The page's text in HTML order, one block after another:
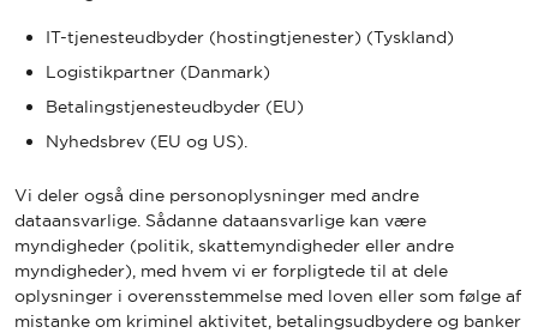
IT-tjenesteudbyder (hostingtjenester) (Tyskland)
Logistikpartner (Danmark)
Betalingstjenesteudbyder (EU)
Nyhedsbrev (EU og US).
Vi deler også dine personoplysninger med andre
dataansvarlige. Sådanne dataansvarlige kan være
myndigheder (politik, skattemyndigheder eller andre
myndigheder), med hvem vi er forpligtede til at dele
oplysninger i overensstemmelse med loven eller som følge af
mistanke om kriminel aktivitet, betalingsudbydere og banker